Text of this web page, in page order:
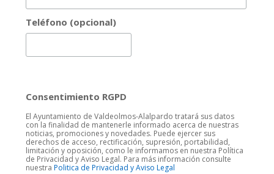
Teléfono (opcional)
Consentimiento RGPD
El Ayuntamiento de Valdeolmos-Alalpardo tratará sus datos
con la finalidad de mantenerle informado acerca de nuestras
noticias, promociones y novedades. Puede ejercer sus
derechos de acceso, rectificación, supresión, portabilidad,
limitación y oposición, como le informamos en nuestra Política
de Privacidad y Aviso Legal. Para más información consulte
nuestra Politica de Privacidad y Aviso Legal